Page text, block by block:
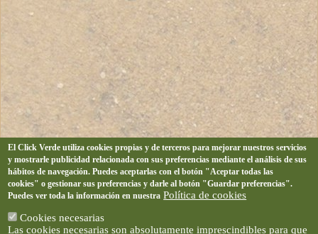
El Click Verde utiliza cookies propias y de terceros para mejorar nuestros servicios
y mostrarle publicidad relacionada con sus preferencias mediante el análisis de sus
hábitos de navegación. Puedes aceptarlas con el botón "Aceptar todas las
cookies" o gestionar sus preferencias y darle al botón "Guardar preferencias".
Puedes ver toda la información en nuestra Política de cookies
Cookies necesarias
Las cookies necesarias son absolutamente imprescindibles para que